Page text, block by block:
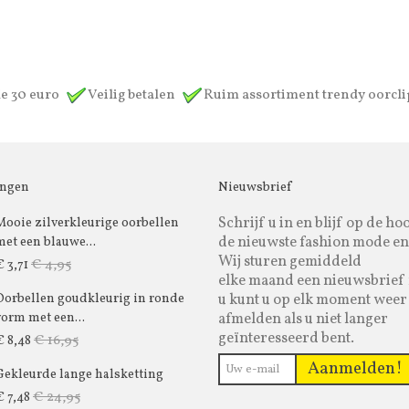
30 euro Veilig betalen Ruim assortiment trendy
zilverkleurige oorbellen
een blauwe...
3,71 € 4,95
goudkleurig in ronde
met een...
8,48 € 16,95
lange halsketting
7,48 € 24,95
Nieuwsbrief
Schrijf u in en blijf op de
de nieuwste fashion mode
Wij sturen gemiddeld
elke maand een
u kunt u op elk moment weer
afmelden als u niet langer
geïnteresseerd bent.
Aanmelden!